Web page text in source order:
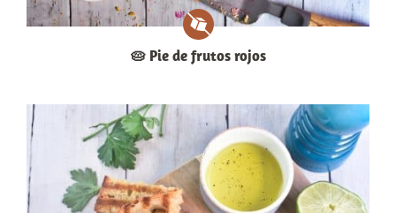
🥧 Pie de frutos rojos